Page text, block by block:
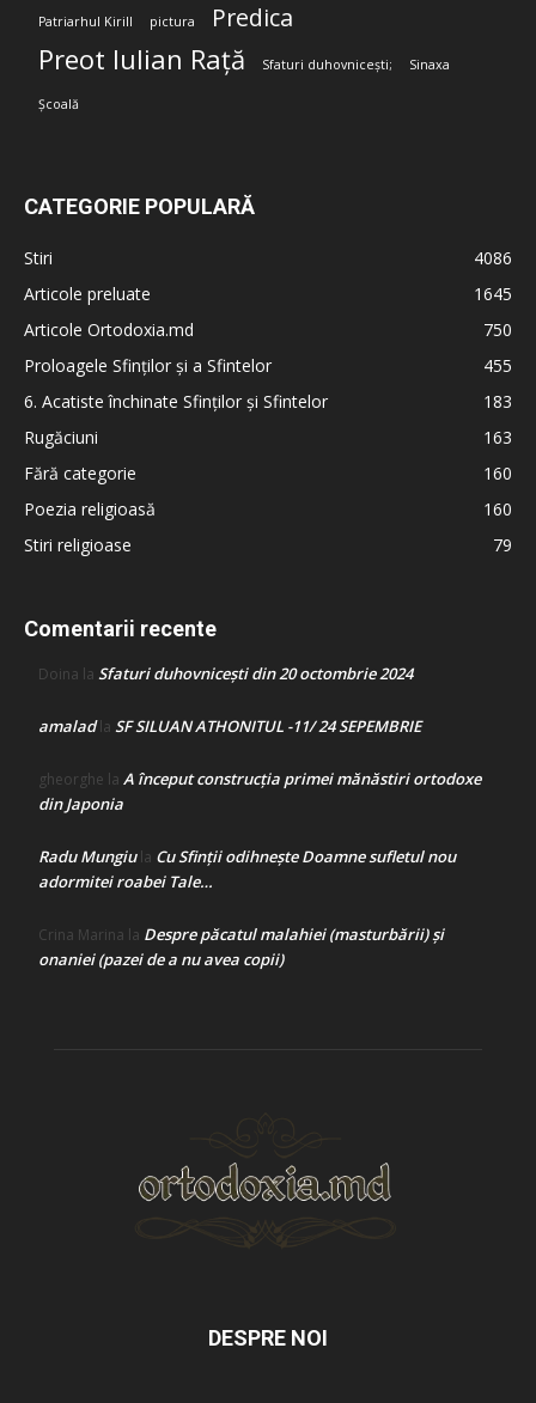
Patriarhul Kirill pictura Predica
Preot Iulian Rață Sfaturi duhovnicești; Sinaxa
Școală
CATEGORIE POPULARĂ
Stiri
4086
Articole preluate
1645
Articole Ortodoxia.md
750
Proloagele Sfinților și a Sfintelor
455
6. Acatiste închinate Sfinților și Sfintelor
183
Rugăciuni
163
Fără categorie
160
Poezia religioasă
160
Stiri religioase
79
Comentarii recente
Doina la Sfaturi duhovnicești din 20 octombrie 2024
amaladla SF SILUAN ATHONITUL -11/ 24 SEPEMBRIE
gheorghe la A început construcţia primei mănăstiri ortodoxe
din Japonia
Radu Mungiula Cu Sfinții odihnește Doamne sufletul nou
adormitei roabei Tale…
Crina Marina la Despre păcatul malahiei (masturbării) şi
onaniei (pazei de a nu avea copii)
DESPRE NOI